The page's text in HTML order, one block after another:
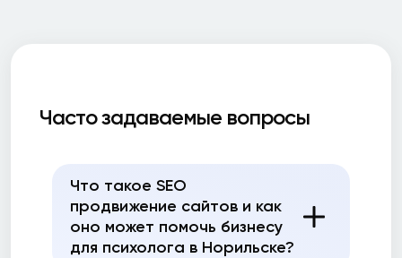
Часто задаваемые вопросы
Что такое SEO
продвижение сайтов и как
оно может помочь бизнесу
для психолога в Норильске?